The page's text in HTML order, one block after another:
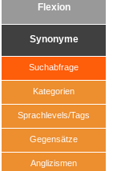
Flexion
Synonyme
Suchabfrage
Kategorien
Sprachlevels/Tags
Gegensätze
Anglizismen